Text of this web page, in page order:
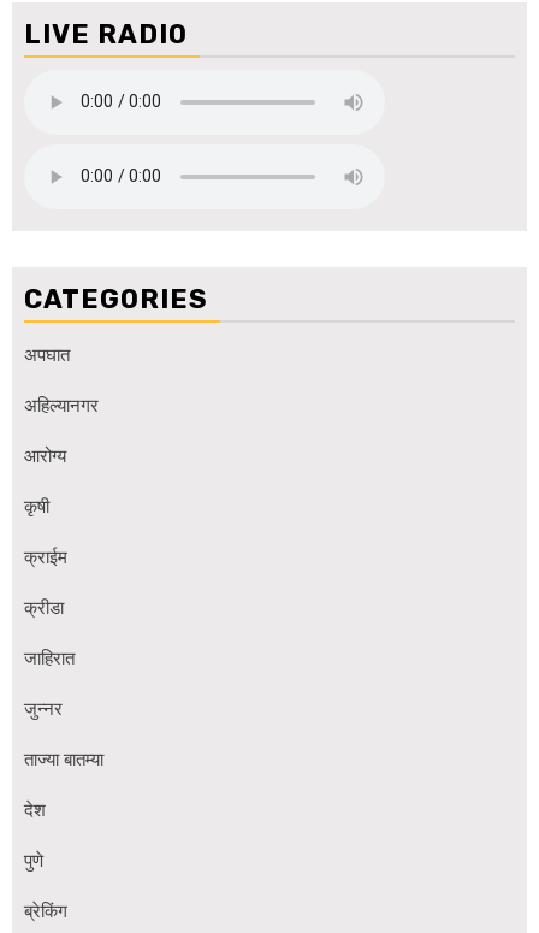
LIVE RADIO
CATEGORIES
अपघात
अहिल्यानगर
आरोग्य
कृषी
क्राईम
क्रीडा
जाहिरात
जुन्नर
ताज्या बातम्या
देश
पुणे
ब्रेकिंग